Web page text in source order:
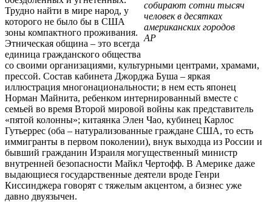
собирают сотни тысяч
человек в десятках
американских городов
AP
Трудно найти в мире народ, у
которого не было бы в США
зоны компактного проживания.
Этническая община – это всегда
единица гражданского общества
со своими организациями, культурными центрами, храмами,
прессой. Состав кабинета Джорджа Буша – яркая
иллюстрация многонациональности; в нем есть японец
Норман Майнита, ребенком интернированный вместе с
семьей во время Второй мировой войны как представитель
«пятой колонны»; китаянка Элен Чао, кубинец Карлос
Гутьеррес (оба – натурализованные граждане США, то есть
иммигранты в первом поколении), внук выходца из России и
бывший гражданин Израиля могущественный министр
внутренней безопасности Майкл Чертофф. В Америке даже
выдающиеся государственные деятели вроде Генри
Киссинджера говорят с тяжелым акцентом, а бизнес уже
давно двуязычен.